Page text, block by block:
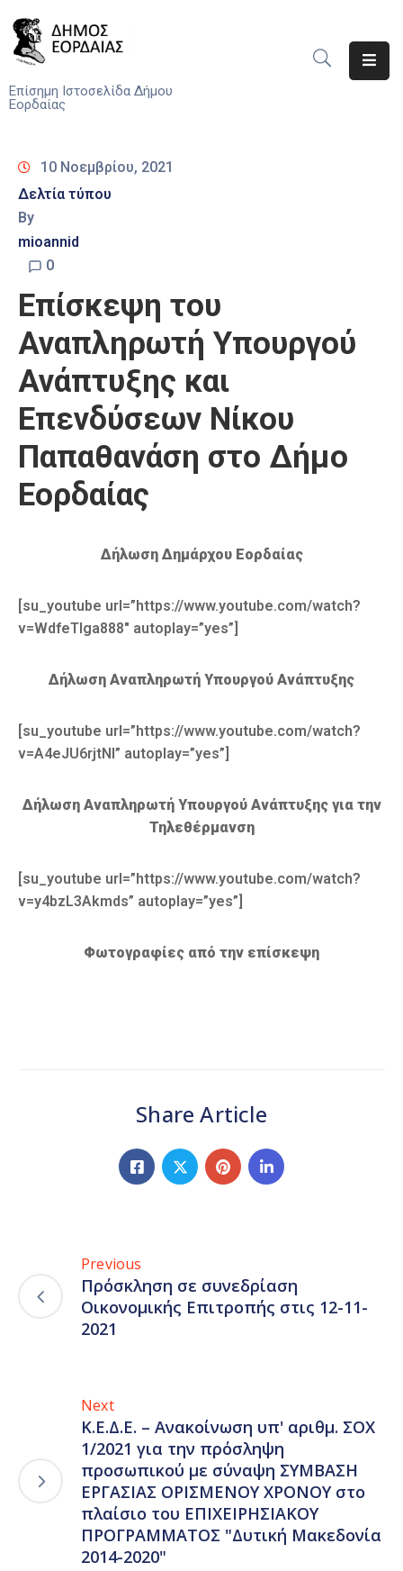
Επίσημη Ιστοσελίδα Δήμου
Εορδαίας
Υπηρεσίες
Του
Δήμου
Προσκλήσεις
Αποφάσεις
Τηλέφωνα
Καιρός
10 Νοεμβρίου, 2021
Δελτία τύπου
By
mioannid
0
Eπίσκεψη του
Αναπληρωτή Υπουργού
Ανάπτυξης και
Επενδύσεων Νίκου
Παπαθανάση στο Δήμο
Εορδαίας
Δήλωση Δημάρχου Εορδαίας
[su_youtube url=”https://www.youtube.com/watch?
v=WdfeTIga888″ autoplay=”yes”]
Δήλωση Αναπληρωτή Υπουργού Ανάπτυξης
[su_youtube url=”https://www.youtube.com/watch?
v=A4eJU6rjtNI” autoplay=”yes”]
Δήλωση Αναπληρωτή Υπουργού Ανάπτυξης για την
Τηλεθέρμανση
[su_youtube url=”https://www.youtube.com/watch?
v=y4bzL3Akmds” autoplay=”yes”]
Φωτογραφίες από την επίσκεψη
Share Article
Previous
Πρόσκληση σε συνεδρίαση
Οικονομικής Επιτροπής στις 12-11-
2021
Next
Κ.Ε.Δ.Ε. – Ανακοίνωση υπ' αριθμ. ΣΟΧ
1/2021 για την πρόσληψη
προσωπικού με σύναψη ΣΥΜΒΑΣΗ
ΕΡΓΑΣΙΑΣ ΟΡΙΣΜΕΝΟΥ ΧΡΟΝΟΥ στο
πλαίσιο του ΕΠΙΧΕΙΡΗΣΙΑΚΟΥ
ΠΡΟΓΡΑΜΜΑΤΟΣ "Δυτική Μακεδονία
2014-2020"